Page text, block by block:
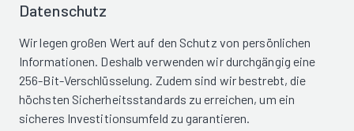
Datenschutz
Wir legen großen Wert auf den Schutz von persönlichen
Informationen. Deshalb verwenden wir durchgängig eine
256-Bit-Verschlüsselung. Zudem sind wir bestrebt, die
höchsten Sicherheitsstandards zu erreichen, um ein
sicheres Investitionsumfeld zu garantieren.